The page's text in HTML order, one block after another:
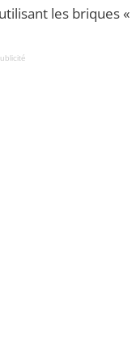
les briques «